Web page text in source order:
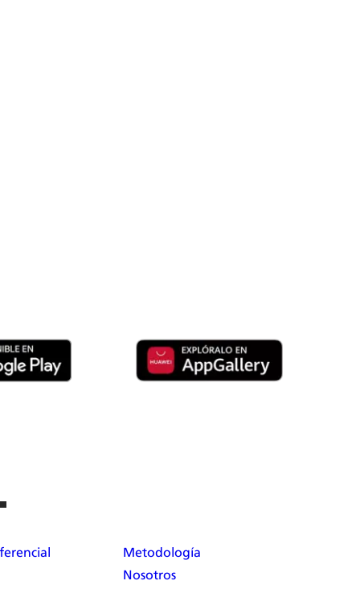
Metodología
Nosotros